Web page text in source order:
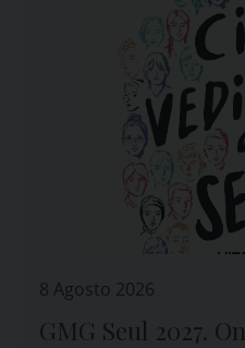
8 Agosto 2026
GMG Seul 2027.